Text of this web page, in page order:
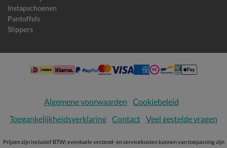
Instapschoenen
Pantoffels
Slippers
Algemene voorwaarden
Cookiebeleid
Toegankelijkheidsverklaring Contact Veel gestelde vragen
Prijzen zijn inclusief BTW; eventuele verzend- en servicekosten kunnen van toepassing zijn